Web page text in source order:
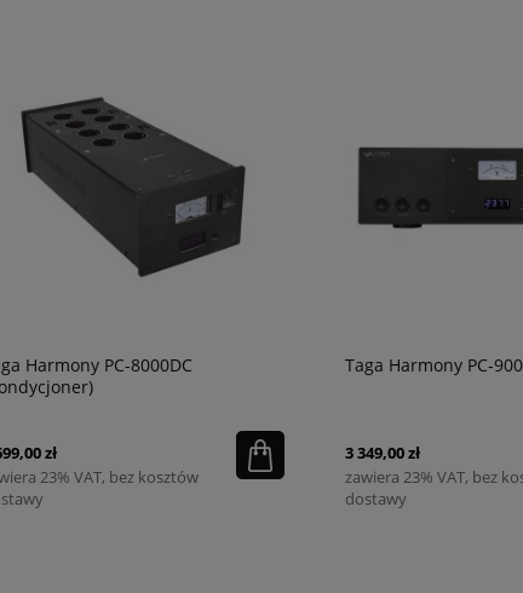
Harmony PC-8000DC
zł
23% VAT, bez kosztów
Taga Harmony PC-
3 349,00 zł
zawiera 23% VAT, bez
dostawy